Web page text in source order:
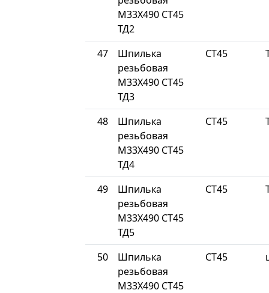
М33Х490 СТ45
ТД2
47
Шпилька
резьбовая
М33Х490 СТ45
ТД3
СТ45
48
Шпилька
резьбовая
М33Х490 СТ45
ТД4
СТ45
49
Шпилька
резьбовая
М33Х490 СТ45
ТД5
СТ45
50
Шпилька
резьбовая
М33Х490 СТ45
СТ45